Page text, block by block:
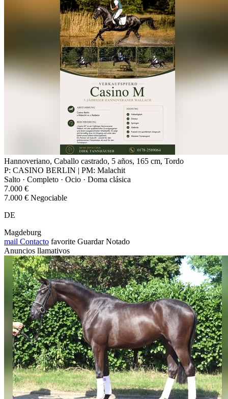
Hannoveriano, Caballo castrado, 5 años, 165 cm, Tordo
P: CASINO BERLIN | PM: Malachit
Salto · Completo · Ocio · Doma clásica
7.000 €
7.000 € Negociable
DE
Magdeburg
mail Contacto favorite Guardar Notado
Anuncios llamativos